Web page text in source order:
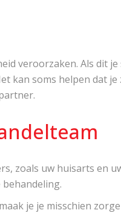
veroorzaken. Als dit je
kan soms helpen dat je
zoals uw huisarts en
je je misschien